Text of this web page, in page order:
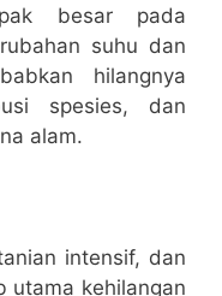
besar pada
suhu dan
hilangnya
spesies, dan
alam.
intensif, dan
utama kehilangan